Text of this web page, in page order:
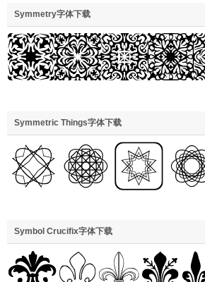
Symmetry字体下载
Symmetric Things字体下载
Symbol Crucifix字体下载